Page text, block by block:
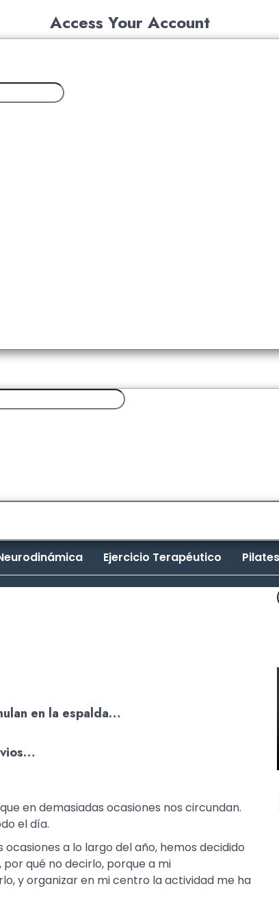
Access Your Account
Ejercicio Terapéutico Pilates
en la espalda…
en demasiadas ocasiones nos circundan.
el día.
a lo largo del año, hemos decidido
por qué no decirlo, porque a mi
y organizar en mi centro la actividad me ha